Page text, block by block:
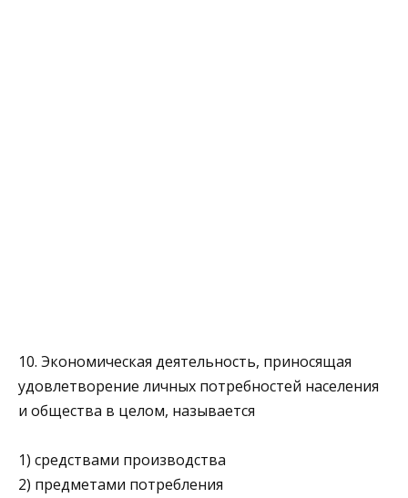
10. Экономическая деятельность, приносящая
удовлетворение личных потребностей населения
и общества в целом, на­зывается
1) средствами производства
2) предметами потребления